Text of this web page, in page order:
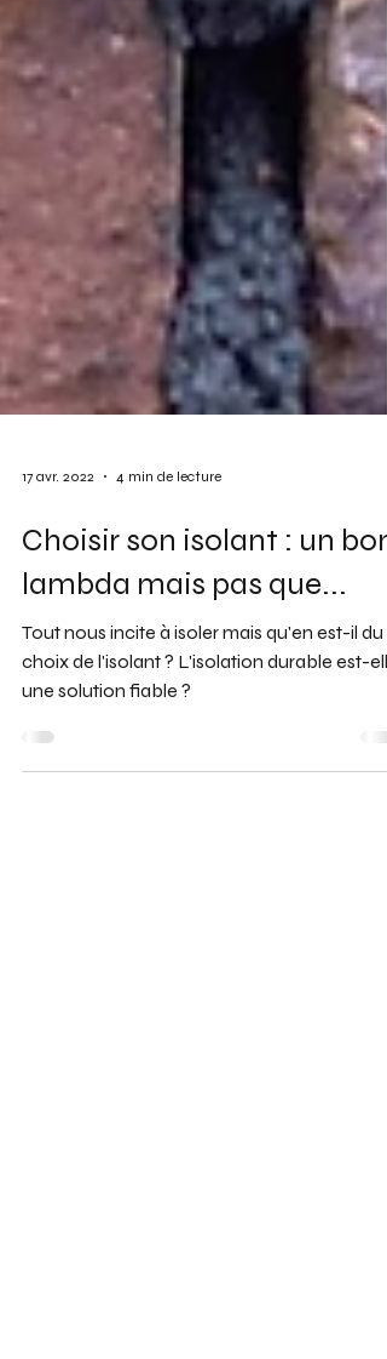
Choisir son isolant : un bon
lambda mais pas que...
Tout nous incite à isoler mais qu'en est-il du
choix de l'isolant ? L'isolation durable est-elle
une solution fiable ?